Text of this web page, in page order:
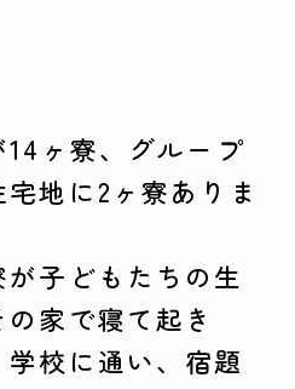
ヶ寮、グループ
地に2ヶ寮ありま
子どもたちの生
家で寝て起き
校に通い、宿題